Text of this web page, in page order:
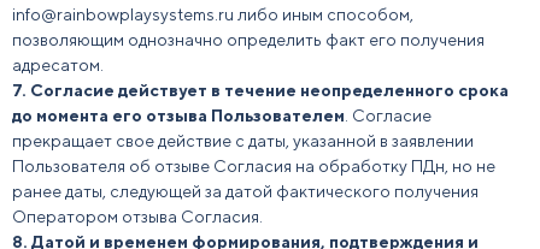
info@rainbowplaysystems.ru либо иным способом,
позволяющим однозначно определить факт его получения
адресатом.
7. Согласие действует в течение неопределенного срока
до момента его отзыва Пользователем . Согласие
прекращает свое действие с даты, указанной в заявлении
Пользователя об отзыве Согласия на обработку ПДн, но не
ранее даты, следующей за датой фактического получения
Оператором отзыва Согласия.
8. Датой и временем формирования, подтверждения и